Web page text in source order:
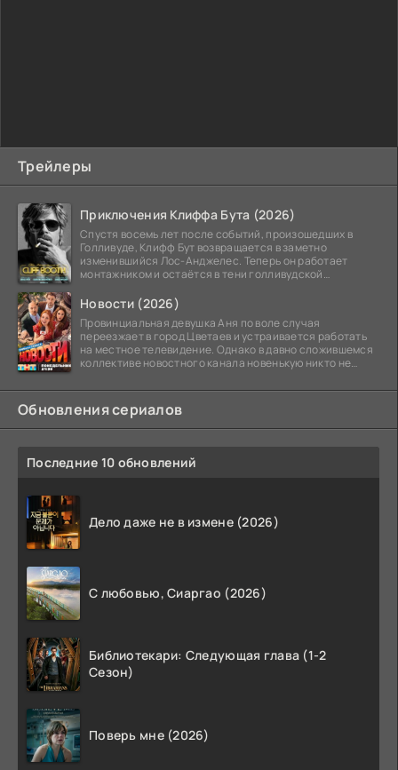
Трейлеры
Приключения Клиффа Бута (2026)
Спустя восемь лет после событий, произошедших в
Голливуде, Клифф Бут возвращается в заметно
изменившийся Лос-Анджелес. Теперь он работает
монтажником и остаётся в тени голливудской
Новости (2026)
Провинциальная девушка Аня по воле случая
переезжает в город Цветаев и устраивается работать
на местное телевидение. Однако в давно сложившемся
коллективе новостного канала новенькую никто не
Обновления сериалов
Последние 10 обновлений
Дело даже не в измене (2026)
С любовью, Сиаргао (2026)
Библиотекари: Следующая глава (1-2
Сезон)
Поверь мне (2026)